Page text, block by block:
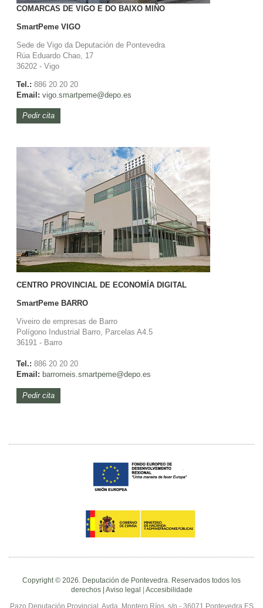
COMARCAS DE VIGO E DO BAIXO MIÑO
SmartPemeVIGO
Sede de Vigo da Deputación de Pontevedra
Rúa Eduardo Chao, 17
36202 - Vigo
Tel.: 886 20 20 20
Email: vigo.smartpeme@depo.es
Pedir cita
CENTRO PROVINCIAL DE ECONOMÍA DIGITAL
SmartPeme BARRO
Viveiro de empresas de Barro
Polígono Industrial Barro, Parcelas A4.5
36191 - Barro
Tel.: 886 20 20 20
Email: barromeis.smartpeme@depo.es
Pedir cita
Copyright © 2026. Deputación de Pontevedra. Reservados todos los
derechos | Aviso legal | Accesibilidade
Pazo Deputación Provincial. Avda. Montero Ríos, s/n - 36071 Pontevedra ES